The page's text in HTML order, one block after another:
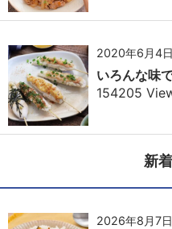
2020年6月4日
いろんな味
154205
新
2026年8月7日